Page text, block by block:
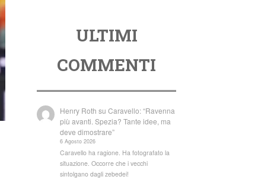
ULTIMI
COMMENTI
Henry Roth suCaravello: “Ravenna
più avanti. Spezia? Tante idee, ma
deve dimostrare”
6 Agosto 2026
Caravello ha ragione. Ha fotografato la
situazione. Occorre che i vecchi
sintolgano dagli zebedei!